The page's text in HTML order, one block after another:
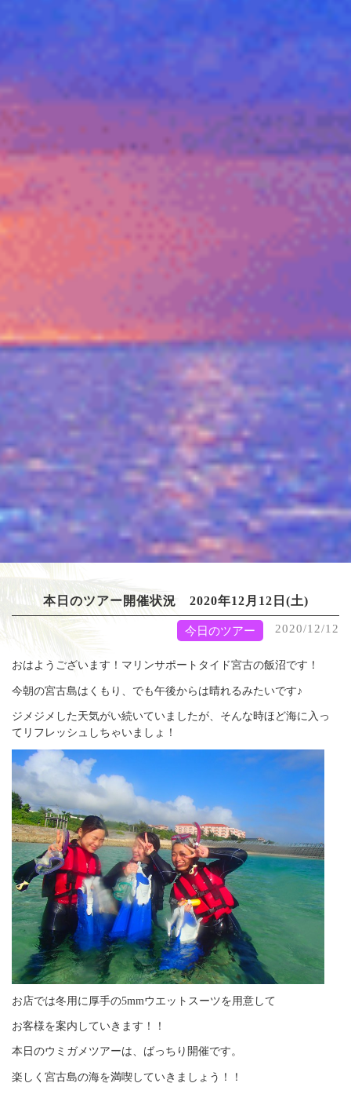
本日のツアー開催状況 2020年12月12日(土)
今日のツアー 2020/12/12
おはようございます！マリンサポートタイド宮古の飯沼です！
今朝の宮古島はくもり、でも午後からは晴れるみたいです♪
ジメジメした天気がい続いていましたが、そんな時ほど海に入っ
てリフレッシュしちゃいましょ！
お店では冬用に厚手の5mmウエットスーツを用意して
お客様を案内していきます！！
本日のウミガメツアーは、ばっちり開催です。
楽しく宮古島の海を満喫していきましょう！！